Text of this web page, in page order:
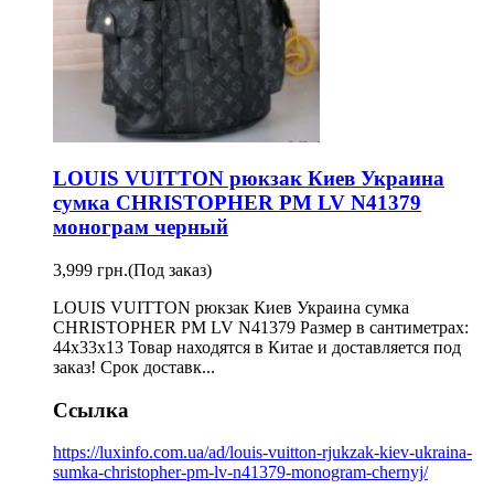
LOUIS VUITTON рюкзак Киев Украина
сумка CHRISTOPHER PM LV N41379
монограм черный
3,999 грн.(Под заказ)
LOUIS VUITTON рюкзак Киев Украина сумка
CHRISTOPHER PM LV N41379 Размер в сантиметрах:
44x33x13 Товар находятся в Китае и доставляется под
заказ! Срок доставк...
Ссылка
https://luxinfo.com.ua/ad/louis-vuitton-rjukzak-kiev-ukraina-
sumka-christopher-pm-lv-n41379-monogram-chernyj/